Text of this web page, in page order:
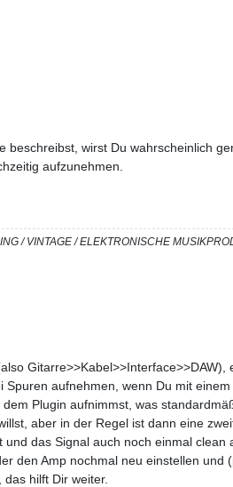
wirst Du wahrscheinlich
aufzunehmen.
/ VINTAGE / ELEKTRONISCHE
Gitarre>>Kabel>>Interface>>DAW),
aufnehmen, wenn Du mit
Plugin aufnimmst, was
aber in der Regel ist dann eine
das Signal auch noch einmal
den Amp nochmal neu einstellen
hilft Dir weiter.